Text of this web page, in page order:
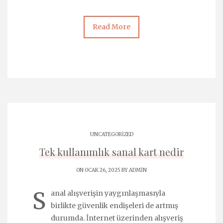
Read More
UNCATEGORIZED
Tek kullanımlık sanal kart nedir
ON OCAK 26, 2025 BYADMIN
S
anal alışverişin yaygınlaşmasıyla
birlikte güvenlik endişeleri de artmış
durumda. İnternet üzerinden alışveriş